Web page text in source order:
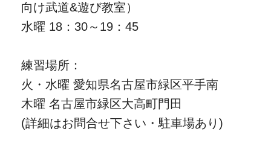
向け武道&遊び教室）
水曜 18：30～19：45
練習場所：
火・水曜 愛知県名古屋市緑区平手南
木曜 名古屋市緑区大高町門田
(詳細はお問合せ下さい・駐車場あり)